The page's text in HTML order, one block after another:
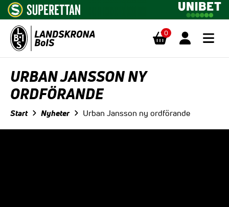
0
URBAN JANSSON NY
ORDFÖRANDE
Start Nyheter Urban Jansson ny ordförande